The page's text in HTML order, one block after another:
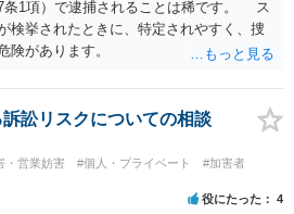
条1項）で逮捕されることは稀です。 ス
検挙されたときに、特定されやすく、捜
険があります。
訟リスクについての相談
・営業妨害 #個人・プライベート
#加害者
役にたった 4